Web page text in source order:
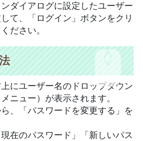
ダイアログに設定したユーザー
て、「ログイン」ボタンをクリ
ださい。
にユーザー名のドロップダウン
ニュー）が表示されます。
、「パスワードを変更する」を
在のパスワード」「新しいパス